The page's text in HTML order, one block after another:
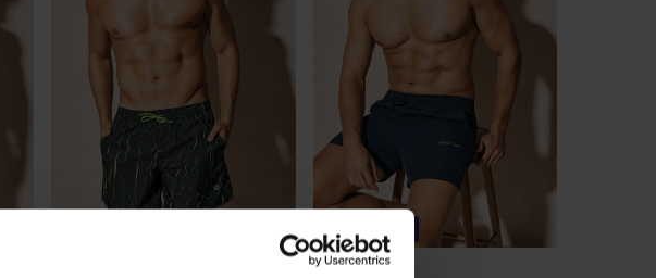
-25 % ALL25